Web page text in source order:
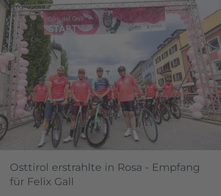
EXPA Pictures
Osttirol erstrahlte in Rosa - Empfang
für Felix Gall